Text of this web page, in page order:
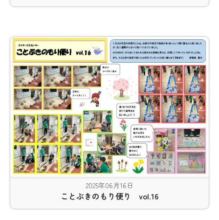
2025年06月16日
ことぶきのもり便り vol.16